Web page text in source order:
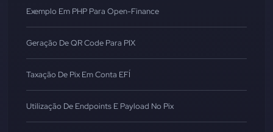
Exemplo Em PHP Para Open-Finance
Geração De QR Code Para PIX
Taxação De Pix Em Conta EFÍ
Utilização De Endpoints E Payload No Pix